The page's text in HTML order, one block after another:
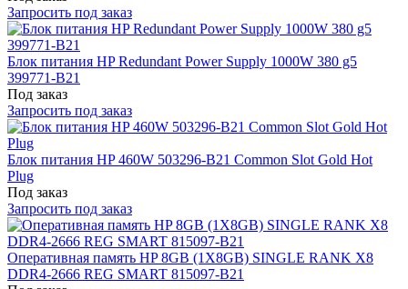
Запросить под заказ
Блок питания HP Redundant Power Supply 1000W 380 g5
399771-B21
Под заказ
Запросить под заказ
Блок питания HP 460W 503296-B21 Common Slot Gold Hot
Plug
Под заказ
Запросить под заказ
Оперативная память HP 8GB (1X8GB) SINGLE RANK X8
DDR4-2666 REG SMART 815097-B21